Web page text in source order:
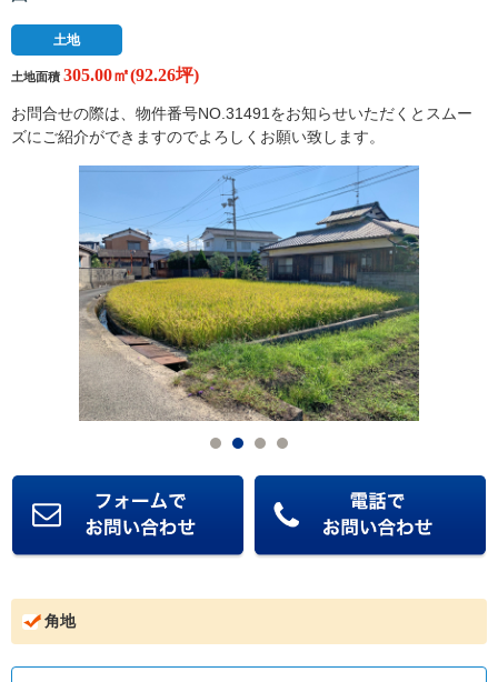
土地
土地面積 305.00㎡(92.26坪)
お問合せの際は、物件番号NO.31491をお知らせいただくとスムー
ズにご紹介ができますのでよろしくお願い致します。
角地